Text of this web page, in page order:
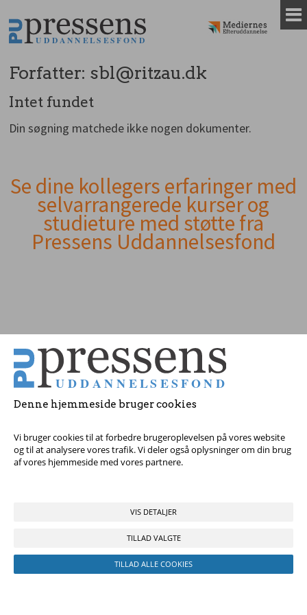
Denne hjemmeside bruger cookies
Vi bruger cookies til at forbedre brugeroplevelsen på vores website
og til at analysere vores trafik. Vi deler også oplysninger om din brug
af vores hjemmeside med vores partnere.
VIS DETALJER
TILLAD VALGTE
TILLAD ALLE COOKIES
til
indhold
Forfatter: sbl@ritzau.dk
Intet fundet
Din søgning matchede ikke nogen dokumenter.
Andet
indhold
Se dine kollegers erfaringer med
selvarrangerede kurser og
studieture med støtte fra
Pressens Uddannelsesfond
Tag fat i os med dine spørgsmål!
© 2017 Pressens Uddannelsesfond, Rådhuspladsen 16, 4. sal, 1550